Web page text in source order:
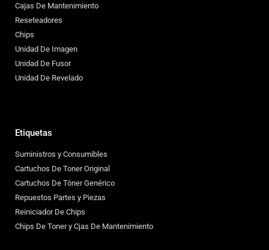
Cajas De Mantenimiento
Reseteadores
Chips
Unidad De Imagen
Unidad De Fusor
Unidad De Revelado
Etiquetas
Suministros y Consumibles
Cartuchos De Toner Original
Cartuchos De Tóner Genérico
Repuestos Partes y Piezas
Reiniciador De Chips
Chips De Toner y Cjas De Mantenimiento